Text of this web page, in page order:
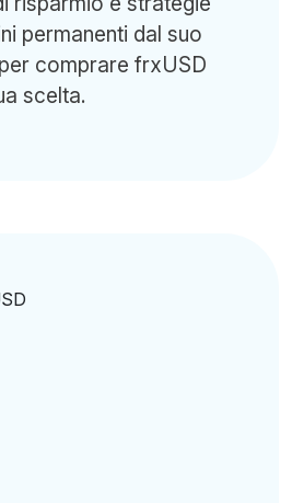
permanenti dal suo
comprare frxUSD
scelta.